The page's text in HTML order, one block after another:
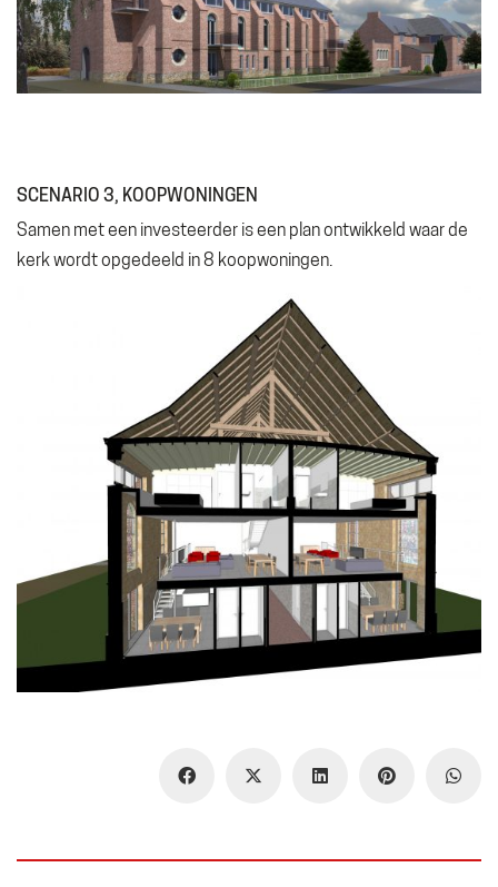
SCENARIO 3, KOOPWONINGEN
Samen met een investeerder is een plan ontwikkeld waar de
kerk wordt opgedeeld in 8 koopwoningen.